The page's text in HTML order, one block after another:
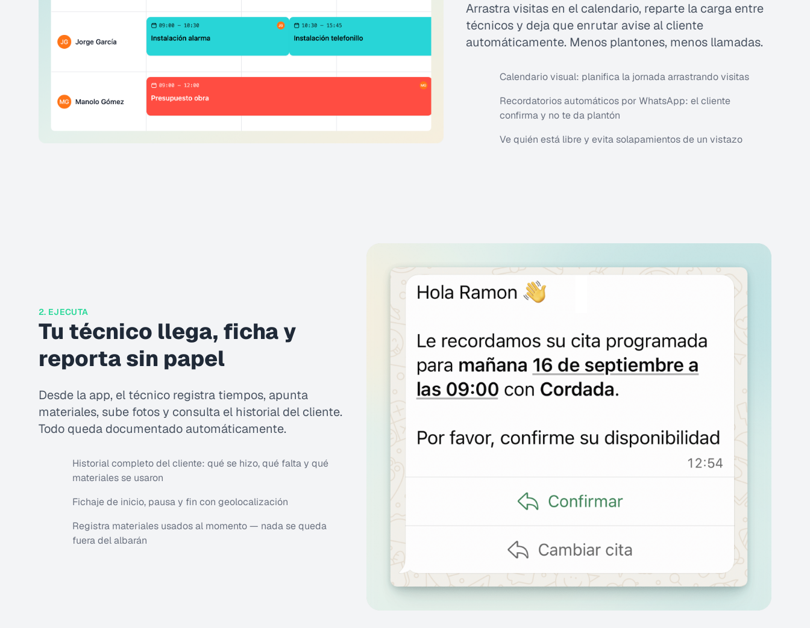
Arrastra visitas en el calendario, reparte la carga entre
técnicos y deja que enrutar avise al cliente
automáticamente. Menos plantones, menos llamadas.
Calendario visual: planifica la jornada arrastrando visitas
Recordatorios automáticos por WhatsApp: el cliente
confirma y no te da plantón
Ve quién está libre y evita solapamientos de un vistazo
2. EJECUTA
Tu técnico llega, ficha y
reporta sin papel
Desde la app, el técnico registra tiempos, apunta
materiales, sube fotos y consulta el historial del cliente.
Todo queda documentado automáticamente.
Historial completo del cliente: qué se hizo, qué falta y qué
materiales se usaron
Fichaje de inicio, pausa y fin con geolocalización
Registra materiales usados al momento — nada se queda
fuera del albarán